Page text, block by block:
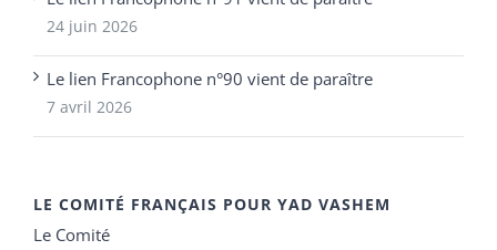
24 juin 2026
Le lien Francophone n°90 vient de paraître
7 avril 2026
LE COMITÉ FRANÇAIS POUR YAD VASHEM
Le Comité